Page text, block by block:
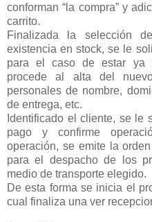
conforman “la compra” y
carrito.
Finalizada la selección
existencia en stock, se le
para el caso de estar ya
procede al alta del
personales de nombre,
de entrega, etc.
Identificado el cliente, se le
pago y confirme
operación, se emite la
para el despacho de los
medio de transporte elegido.
De esta forma se inicia el
cual finaliza una ver